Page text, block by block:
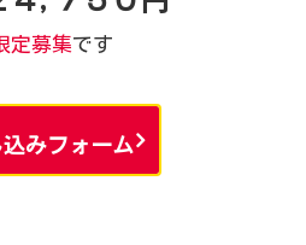
定募集です
みフォーム